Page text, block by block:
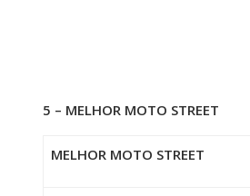
5 – MELHOR MOTO STREET
MELHOR MOTO STREET